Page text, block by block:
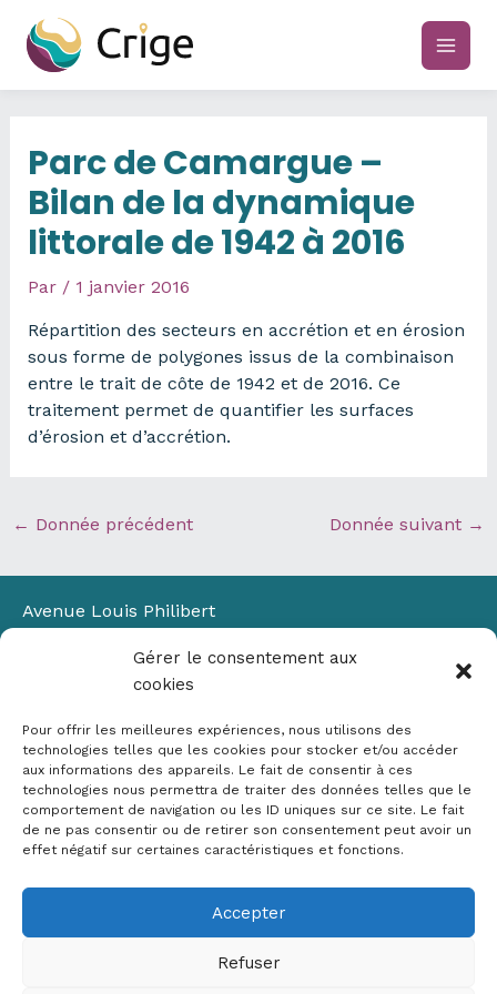
Gérer le consentement aux
cookies
Pour offrir les meilleures expériences, nous utilisons des
technologies telles que les cookies pour stocker et/ou accéder
aux informations des appareils. Le fait de consentir à ces
technologies nous permettra de traiter des données telles que le
comportement de navigation ou les ID uniques sur ce site. Le fait
de ne pas consentir ou de retirer son consentement peut avoir un
effet négatif sur certaines caractéristiques et fonctions.
Accepter
Refuser
contenu
main
Parc de Camargue –
Bilan de la dynamique
littorale de 1942 à 2016
Par / 1 janvier 2016
Répartition des secteurs en accrétion et en érosion
sous forme de polygones issus de la combinaison
entre le trait de côte de 1942 et de 2016. Ce
traitement permet de quantifier les surfaces
d’érosion et d’accrétion.
← Donnée précédent Donnée suivant →
Avenue Louis Philibert
Bâtiment Laennec
13100 Aix-en-Provence
✉ contact@crige-paca.org
Mentions légales
RGPD